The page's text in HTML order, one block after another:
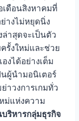
เดือนสิงหาคมที่
างไม่หยุดนิ่ง
าสุดจะเป็นตัว
รั้งใหม่และช่วย
งได้อย่างเต็ม
ผู้นำมอนิเตอร์
าวงการเกมทั่ว
ม่แห่งความ
ริหารกลุ่มธุรกิจ